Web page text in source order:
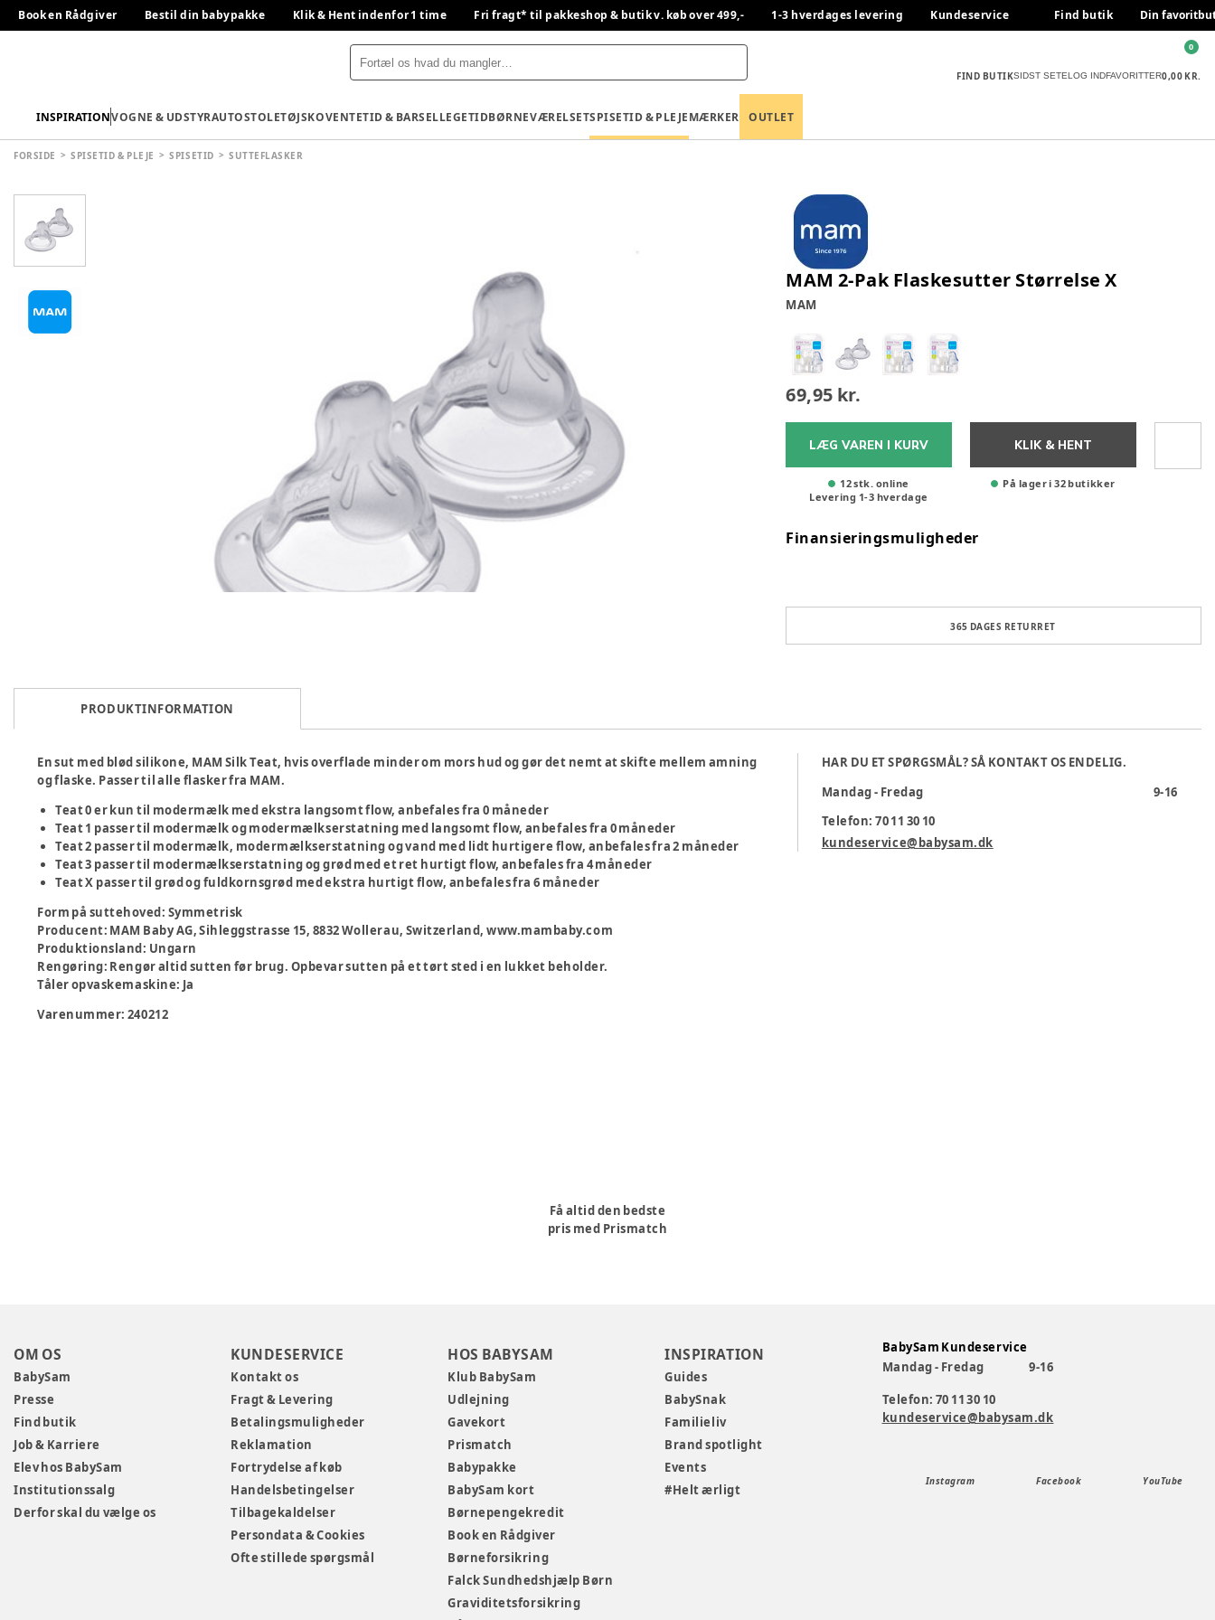
Book en Rådgiver Bestil din babypakke Klik & Hent indenfor 1 time Fri fragt* til pakkeshop & butik v. køb over 499,- 1-3 hverdages levering Kundeservice Find butik Din
FIND BUTIKSIDST SETELOG INDFAVORITTER0,00 KR.
0
INSPIRATIONVOGNE & UDSTYRAUTOSTOLETØJSKOVENTETID & BARSELLEGETIDBØRNEVÆRELSETSPISETID & PLEJEMÆRKER OUTLET
FORSIDE SPISETID & PLEJE SPISETID SUTTEFLASKER
MAM 2-Pak Flaskesutter Størrelse X
MAM
69,95 kr.
LÆG VAREN I KURV
12 stk. online
Levering 1-3 hverdage
KLIK & HENT
På lager i 32 butikker
Finansieringsmuligheder
365 DAGES RETURRET
PRODUKTINFORMATION
En sut med blød silikone, MAM Silk Teat, hvis overflade minder om mors hud og gør det nemt at skifte mellem amning
og flaske. Passer til alle flasker fra MAM.
Teat 0er kun til modermælk med ekstra langsomt flow, anbefales fra 0 måneder
Teat 1 passer til modermælk og modermælkserstatning med langsomt flow, anbefales fra 0 måneder
Teat 2 passer til modermælk, modermælkserstatning og vand med lidt hurtigere flow, anbefales fra 2 måneder
Teat 3 passer til modermælkserstatning og grød med et ret hurtigt flow, anbefales fra 4 måneder
Teat X passer til grød og fuldkornsgrød med ekstra hurtigt flow, anbefales fra 6 måneder
Form på suttehoved: Symmetrisk
Producent: MAM Baby AG, Sihleggstrasse 15, 8832 Wollerau, Switzerland, www.mambaby.com
Produktionsland: Ungarn
Rengøring: Rengør altid sutten før brug. Opbevar sutten på et tørt sted i en lukket beholder.
Tåler opvaskemaskine: Ja
Varenummer: 240212
HAR DU ET SPØRGSMÅL? SÅ KONTAKT OS ENDELIG.
Mandag - Fredag
9-16
Telefon: 70 11 30 10
kundeservice@babysam.dk
Få altid den bedste
pris med Prismatch
OM OS
BabySam
Presse
Find butik
Job & Karriere
Elev hos BabySam
Institutionssalg
Derfor skal du vælge os
KUNDESERVICE
Kontakt os
Fragt & Levering
Betalingsmuligheder
Reklamation
Fortrydelse af køb
Handelsbetingelser
Tilbagekaldelser
Persondata & Cookies
Ofte stillede spørgsmål
HOS BABYSAM
Klub BabySam
Udlejning
Gavekort
Prismatch
Babypakke
BabySam kort
Børnepengekredit
Book en Rådgiver
Børneforsikring
Falck Sundhedshjælp Børn
Graviditetsforsikring
INSPIRATION
Guides
BabySnak
Familieliv
Brand spotlight
Events
#Helt ærligt
BabySam Kundeservice
Mandag - Fredag
9-16
Telefon: 70 11 30 10
kundeservice@babysam.dk
Instagram Facebook YouTube